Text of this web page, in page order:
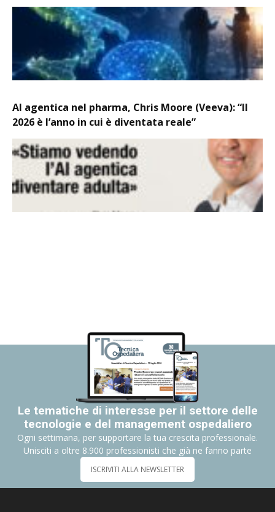
AI agentica nel pharma, Chris Moore (Veeva): “Il
2026 è l’anno in cui è diventata reale”
Le tematiche di interesse per il settore delle
tecnologie e del management ospedaliero
Ogni settimana, per supportare la tua crescita professionale.
Unisciti a oltre 8.900 professionisti che già ne fanno parte
ISCRIVITI ALLA NEWSLETTER